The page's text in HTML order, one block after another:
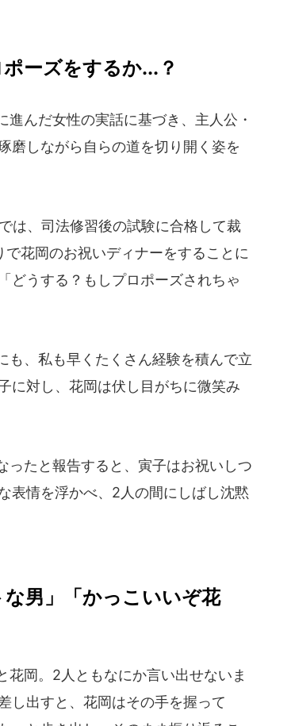
ーズをするか...？
んだ女性の実話に基づき、主人公・
磨しながら自らの道を切り開く姿を
は、司法修習後の試験に合格して裁
花岡のお祝いディナーをすることに
どうする？もしプロポーズされちゃ
、私も早くたくさん経験を積んで立
に対し、花岡は伏し目がちに微笑み
たと報告すると、寅子はお祝いしつ
表情を浮かべ、2人の間にしばし沈黙
男」「かっこいいぞ花
岡。2人ともなにか言い出せないま
し出すと、花岡はその手を握って